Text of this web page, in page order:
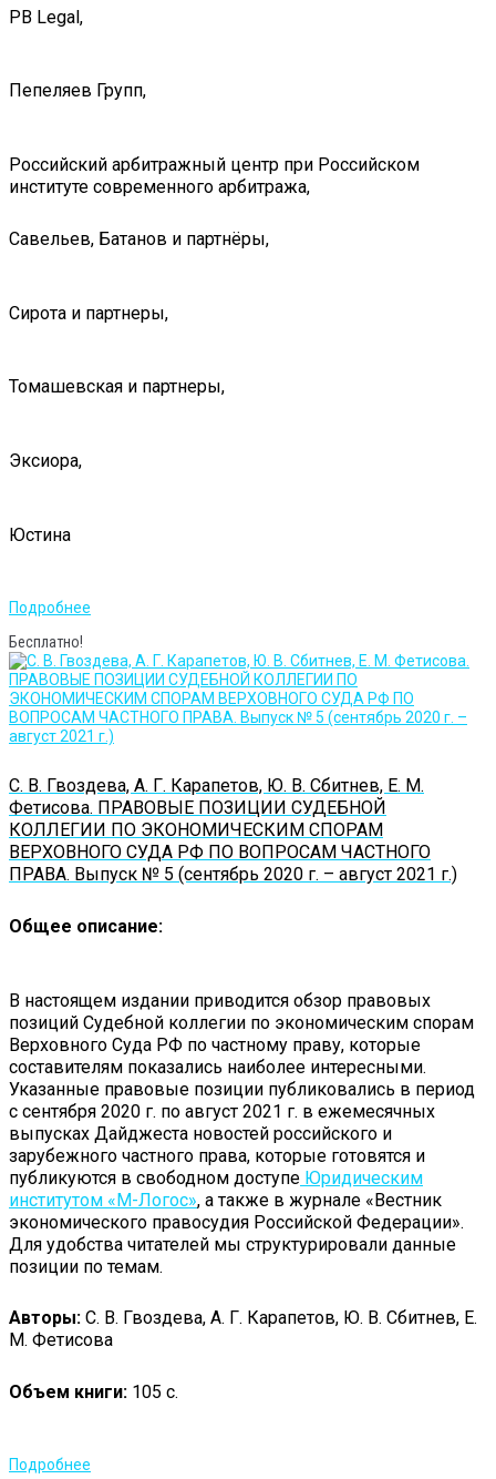
PB Legal,
Пепеляев Групп,
Российский арбитражный центр при Российском
институте современного арбитража,
Савельев, Батанов и партнёры,
Сирота и партнеры,
Томашевская и партнеры,
Эксиора,
Юстина
Подробнее
Бесплатно!
С. В. Гвоздева, А. Г. Карапетов, Ю. В. Сбитнев, Е. М.
Фетисова. ПРАВОВЫЕ ПОЗИЦИИ СУДЕБНОЙ
КОЛЛЕГИИ ПО ЭКОНОМИЧЕСКИМ СПОРАМ
ВЕРХОВНОГО СУДА РФ ПО ВОПРОСАМ ЧАСТНОГО
ПРАВА. Выпуск № 5 (сентябрь 2020 г. – август 2021 г.)
Общее описание:
В настоящем издании приводится обзор правовых
позиций Судебной коллегии по экономическим спорам
Верховного Суда РФ по частному праву, которые
составителям показались наиболее интересными.
Указанные правовые позиции публиковались в период
с сентября 2020 г. по август 2021 г. в ежемесячных
выпусках Дайджеста новостей российского и
зарубежного частного права, которые готовятся и
публикуются в свободном доступе Юридическим
институтом «М-Логос», а также в журнале «Вестник
экономического правосудия Российской Федерации».
Для удобства читателей мы структурировали данные
позиции по темам.
Авторы: С. В. Гвоздева, А. Г. Карапетов, Ю. В. Сбитнев, Е.
М. Фетисова
Объем книги: 105 с.
Подробнее